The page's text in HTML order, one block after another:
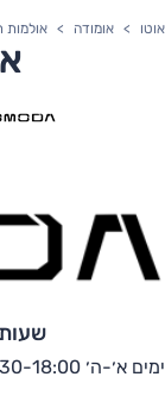
אוטו אומודה אולמות
ימים א׳-ה׳ 08:30-18:00 יום ו׳ 08:30-13:00